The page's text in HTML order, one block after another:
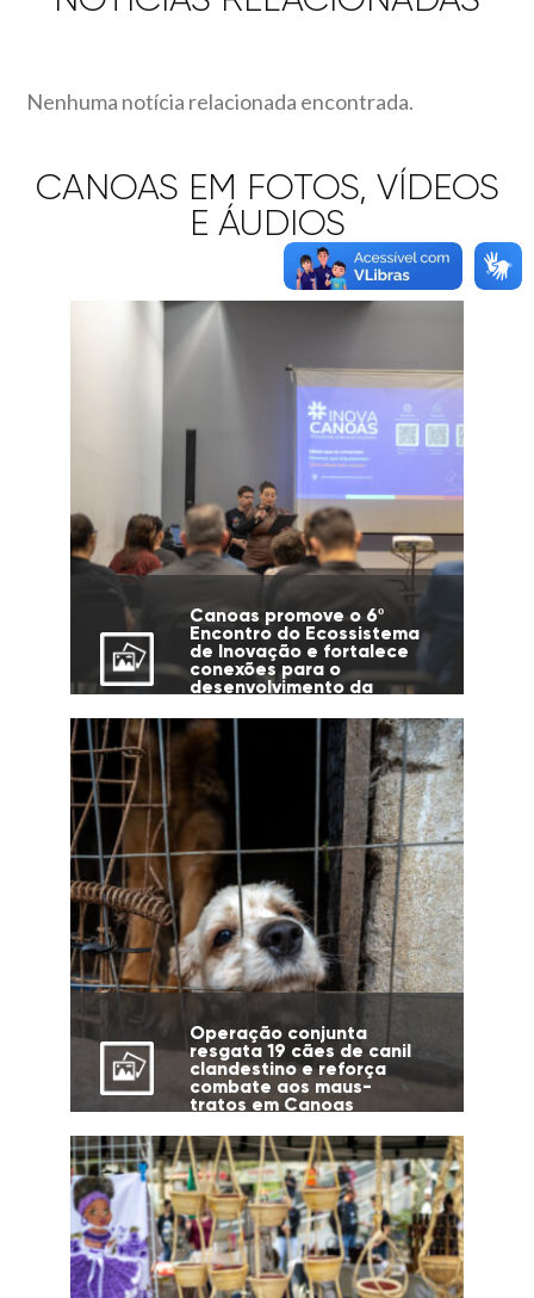
Nenhuma notícia relacionada encontrada.
CANOAS EM FOTOS, VÍDEOS
E ÁUDIOS
Canoas promove o 6º
Encontro do Ecossistema
de Inovação e fortalece
conexões para o
desenvolvimento da
Operação conjunta
resgata 19 cães de canil
clandestino e reforça
combate aos maus-
tratos em Canoas